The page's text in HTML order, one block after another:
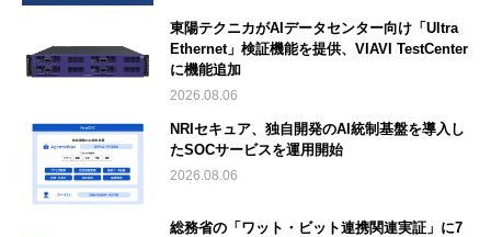
東陽テクニカがAIデータセンター向け「Ultra
Ethernet」検証機能を提供、VIAVI TestCenter
に機能追加
2026.08.06
NRIセキュア、独自開発のAI統制基盤を導入し
たSOCサービスを運用開始
2026.08.06
総務省の「ワット・ビット連携関連実証」に7